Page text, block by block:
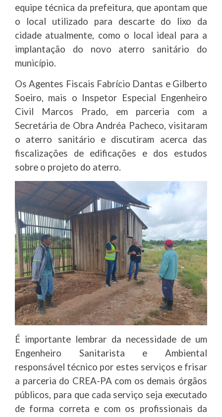
equipe técnica da prefeitura, que apontam que
o local utilizado para descarte do lixo da
cidade atualmente, como o local ideal para a
implantação do novo aterro sanitário do
município.
Os Agentes Fiscais Fabrício Dantas e Gilberto
Soeiro, mais o Inspetor Especial Engenheiro
Civil Marcos Prado, em parceria com a
Secretária de Obra Andréa Pacheco, visitaram
o aterro sanitário e discutiram acerca das
fiscalizações de edificações e dos estudos
sobre o projeto do aterro.
É importante lembrar da necessidade de um
Engenheiro Sanitarista e Ambiental
responsável técnico por estes serviços e frisar
a parceria do CREA-PA com os demais órgãos
públicos, para que cada serviço seja executado
de forma correta e com os profissionais da